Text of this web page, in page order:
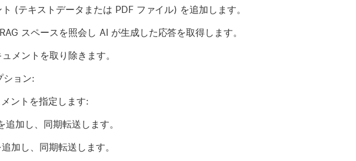
(テキストデータまたは PDF ファイル) を追加します。
スペースを照会し AI が生成した応答を取得します。
メントを取り除きます。
ション:
ントを指定します:
加し、同期転送します。
加し、同期転送します。